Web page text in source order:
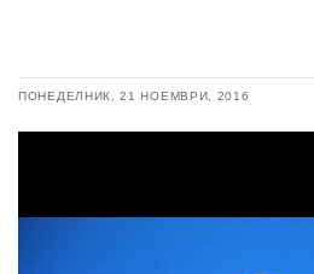
ПОНЕДЕЛНИК, 21 НОЕМВРИ, 2016